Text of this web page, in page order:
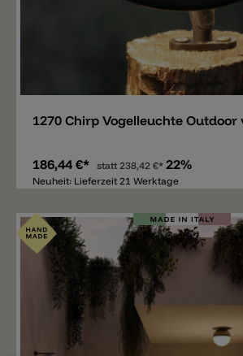
1270 Chirp Vogelleuchte Outdoor
186,44 €* statt238,42 €* 22%
Neuheit: Lieferzeit 21 Werktage